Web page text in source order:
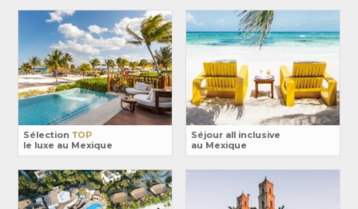
Sélection TOP
le luxe au Mexique
Séjour all inclusive
au Mexique